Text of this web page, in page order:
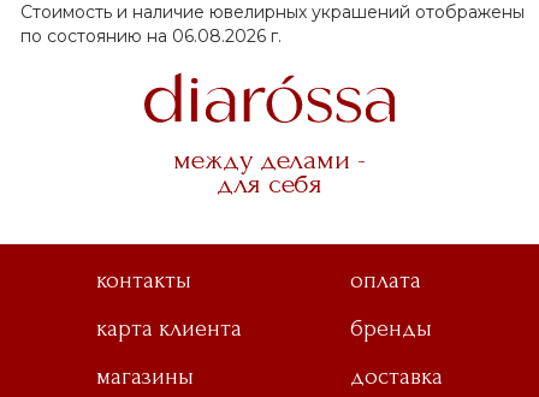
Стоимость и наличие ювелирных украшений отображены
по состоянию на 06.08.2026 г.
между делами -
для себя
контакты
оплата
карта клиента
бренды
магазины
доставка